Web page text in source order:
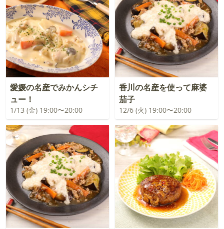
愛媛の名産でみかんシチ
ュー！
1/13 (金) 19:00〜20:00
香川の名産を使って麻婆
茄子
12/6 (火) 19:00〜20:00